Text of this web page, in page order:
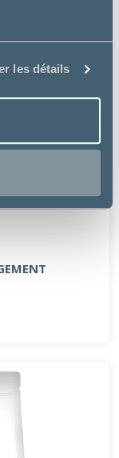
les détails